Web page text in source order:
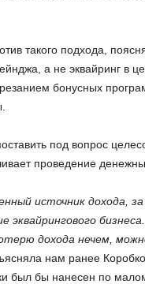
такого подхода,
а не эквайринг в
бонусных
под вопрос
проведение
источник дохода,
эквайрингового
дохода нечем,
нам ранее
был бы нанесен по